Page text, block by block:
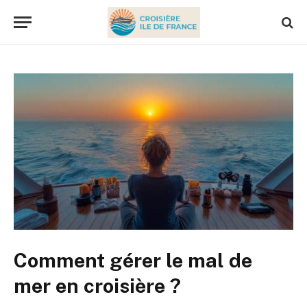
Comment gérer le mal de
mer en croisière ?